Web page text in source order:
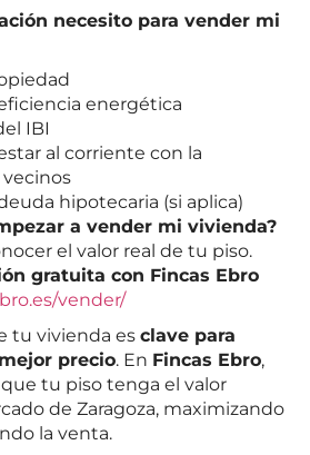
necesito para vender mi
energética
IBI
al corriente con la
hipotecaria (si aplica)
a vender mi vivienda?
el valor real de tu piso.
gratuita con Fincas Ebro
vender/
tu vivienda es clave para
precio. En Fincas Ebro,
tu piso tenga el valor
de Zaragoza, maximizando
la venta.